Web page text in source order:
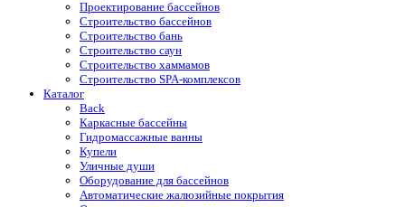
Проектирование бассейнов
Строительство бассейнов
Строительство бань
Строительство саун
Строительство хаммамов
Строительство SPA-комплексов
Каталог
Back
Каркасные бассейны
Гидромассажные ванны
Купели
Уличные души
Оборудование для бассейнов
Автоматические жалюзийные покрытия